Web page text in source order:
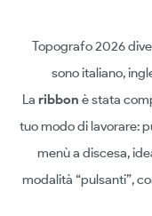
Topografo 2026
sono italiano,
La ribbon è stata
tuo modo di lavorare:
menù a discesa,
modalità “pulsanti”,